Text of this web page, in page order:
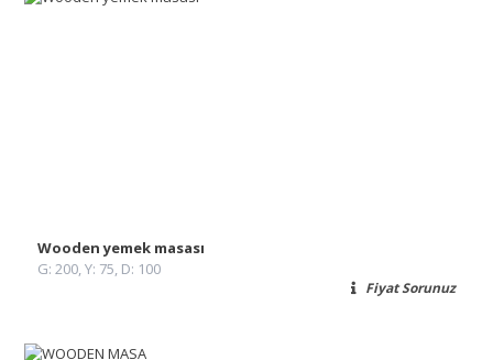
Wooden yemek masası
G: 200, Y: 75, D: 100
Fiyat Sorunuz